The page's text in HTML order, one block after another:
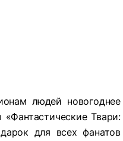
людей новогоднее
Твари:
для всех фанатов